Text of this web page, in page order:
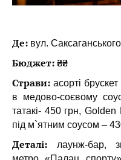
Де: вул.
Бюджет: ₴₴
Страви: асорті
в медово-соєвому
татакі- 450 грн,
під м`ятним соусом –
Деталі: лаунж-бар,